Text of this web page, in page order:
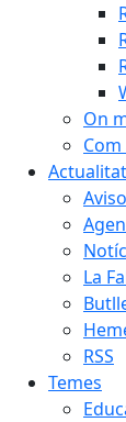
On
Actualitat
La
RSS
Temes